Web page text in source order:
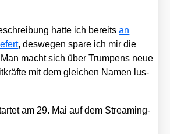
hat­te ich bereitsan
, des­we­gen spa­re ich mir die
macht sich über Trumpens neue
mit dem glei­chen Namen lus­
am 29. Mai auf dem Strea­ming­